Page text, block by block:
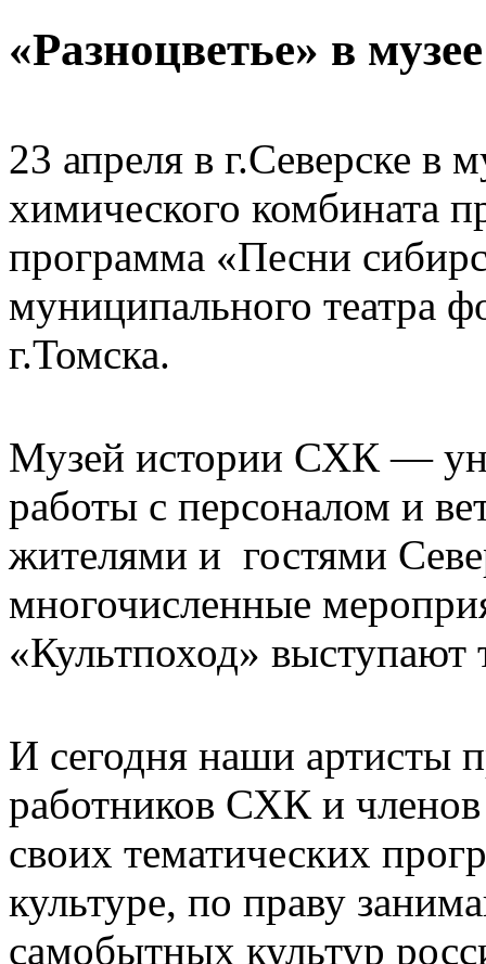
«Разноцветье» в
23 апреля в г.Северске в
химического комбината
программа «Песни
муниципального театра
г.Томска.
Музей истории СХК —
работы с персоналом и
жителями и гостями
многочисленные
«Культпоход» выступают
И сегодня наши артисты
работников СХК и
своих тематических
культуре, по праву
самобытных культур